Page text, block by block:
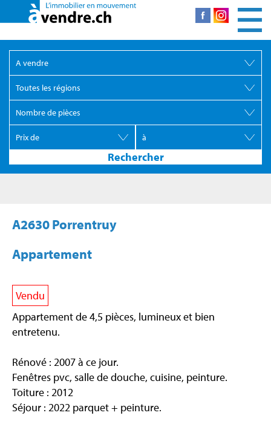
A2630 Porrentruy
Appartement
Vendu
Appartement de 4,5 pièces, lumineux et bien
entretenu.
Rénové : 2007 à ce jour.
Fenêtres pvc, salle de douche, cuisine, peinture.
Toiture : 2012
Séjour : 2022 parquet + peinture.